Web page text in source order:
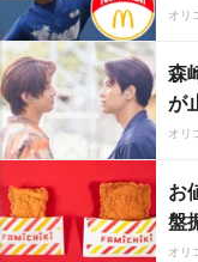
オリ
森
が
オリ
お
盤
オリ